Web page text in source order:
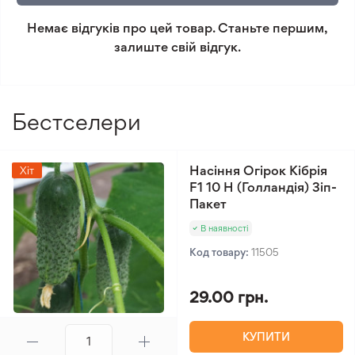
Мінімальне замовлення 300 грн.
Немає відгуків про цей товар. Станьте першим,
залиште свій відгук.
Бестселери
Хіт
Насіння Огірок Кібрія
F1 10 Н (Голландія) Зіп-
Пакет
В наявності
Код товару: 11505
29.00 грн.
КУПИТИ